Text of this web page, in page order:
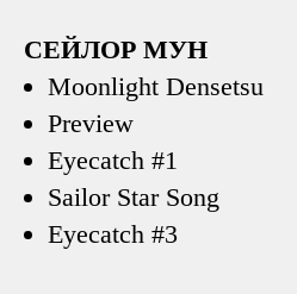
СЕЙЛОР МУН
Moonlight Densetsu
Preview
Eyecatch #1
Sailor Star Song
Eyecatch #3